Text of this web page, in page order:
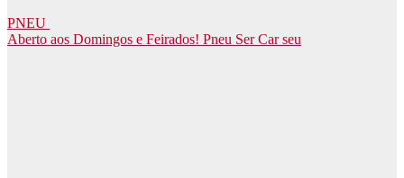
PNEU
Aberto aos Domingos e Feirados! Pneu Ser Car seu